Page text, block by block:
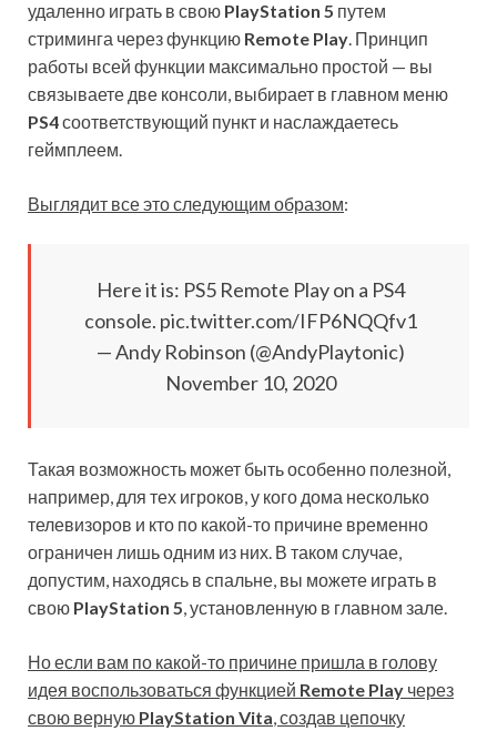
удаленно играть в свою PlayStation 5 путем
стриминга через функцию Remote Play . Принцип
работы всей функции максимально простой — вы
связываете две консоли, выбирает в главном меню
PS4соответствующий пункт и наслаждаетесь
геймплеем.
Выглядит все это следующим образом:
Here it is: PS5 Remote Play on a PS4
console. pic.twitter.com/IFP6NQQfv1
— Andy Robinson (@AndyPlaytonic)
November 10, 2020
Такая возможность может быть особенно полезной,
например, для тех игроков, у кого дома несколько
телевизоров и кто по какой-то причине временно
ограничен лишь одним из них. В таком случае,
допустим, находясь в спальне, вы можете играть в
свою PlayStation 5 , установленную в главном зале.
Но если вам по какой-то причине пришла в голову
идея воспользоваться функцией Remote Play через
свою верную PlayStation Vita , создав цепочку